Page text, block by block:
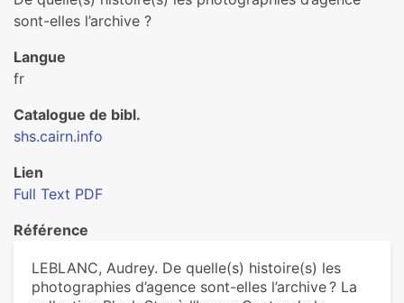
sont-elles l’archive ?
Langue
fr
Catalogue de bibl.
shs.cairn.info
Lien
Full Text PDF
Référence
LEBLANC, Audrey. De quelle(s) histoire(s) les
photographies d’agence sont-elles l’archive ? La